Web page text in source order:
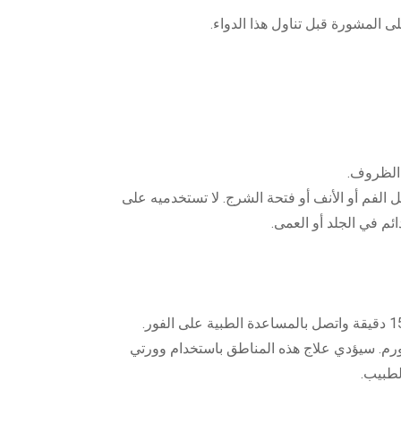
المشورة قبل تناول هذا الدواء.
الظروف.
الفم أو الأنف أو فتحة الشرج. لا تستخدميه على
في الجلد أو العمى.
سيؤدي علاج هذه المناطق باستخدام وورتي